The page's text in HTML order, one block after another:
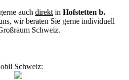
auch direkt in Hofstetten b.
wir beraten Sie gerne individuell
Schweiz.
Schweiz: